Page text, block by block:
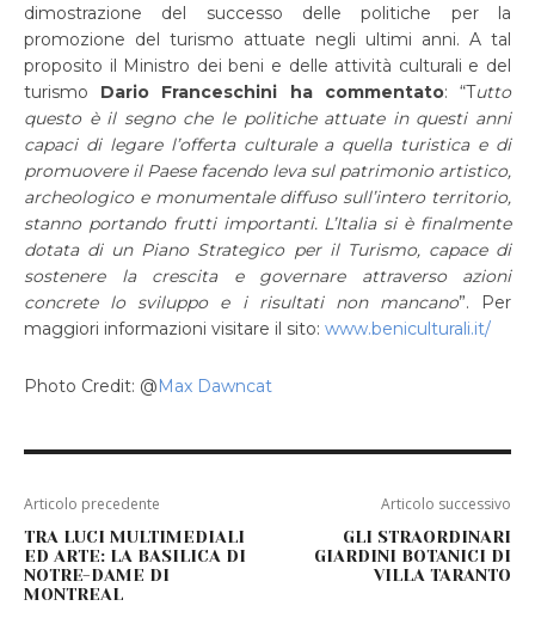
dimostrazione del successo delle politiche per la
promozione del turismo attuate negli ultimi anni. A tal
proposito il Ministro dei beni e delle attività culturali e del
turismo Dario Franceschini ha commentato: “Tutto
questo è il segno che le politiche attuate in questi anni
capaci di legare l’offerta culturale a quella turistica e di
promuovere il Paese facendo leva sul patrimonio artistico,
archeologico e monumentale diffuso sull’intero territorio,
stanno portando frutti importanti. L’Italia si è finalmente
dotata di un Piano Strategico per il Turismo, capace di
sostenere la crescita e governare attraverso azioni
concrete lo sviluppo e i risultati non mancano”. Per
maggiori informazioni visitare il sito: www.beniculturali.it/
Photo Credit: @Max Dawncat
Articolo precedente
TRA LUCI MULTIMEDIALI
ED ARTE: LA BASILICA DI
NOTRE-DAME DI
MONTREAL
Articolo successivo
GLI STRAORDINARI
GIARDINI BOTANICI DI
VILLA TARANTO